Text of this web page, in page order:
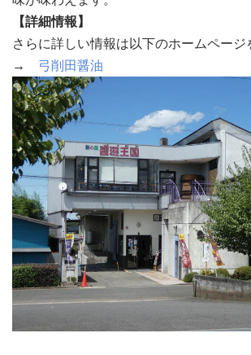
【詳細情報】
さらに詳しい情報は以下のホームページ
→ 弓削田醤油